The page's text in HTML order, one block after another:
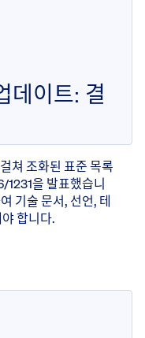
데이트: 결
쳐 조화된 표준 목록
을 발표했습니
기술 문서, 선언, 테
합니다.